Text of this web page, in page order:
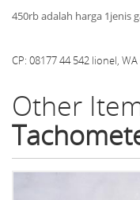
450rb adalah harga 1jenis
CP: 08177 44 542 lionel,
Other